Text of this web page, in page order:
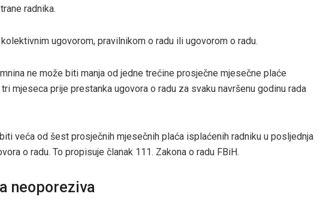
radnika.
ugovorom, pravilnikom o radu ili ugovorom o radu.
ne može biti manja od jedne trećine prosječne mjesečne plaće
mjeseca prije prestanka ugovora o radu za svaku navršenu godinu rada
veća od šest prosječnih mjesečnih plaća isplaćenih radniku u posljednja
o radu. To propisuje članak 111. Zakona o radu FBiH.
neoporeziva